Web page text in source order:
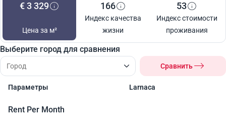
€ 3 329
Цена за м²
166
Индекс качества
жизни
53
Индекс стоимости
проживания
Выберите город для сравнения
Сравнить
Параметры Larnaca
Rent Per Month